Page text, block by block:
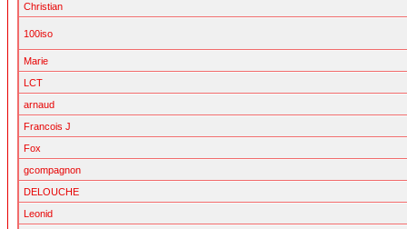
Christian
100iso
Marie
LCT
arnaud
Francois J
Fox
gcompagnon
DELOUCHE
Leonid